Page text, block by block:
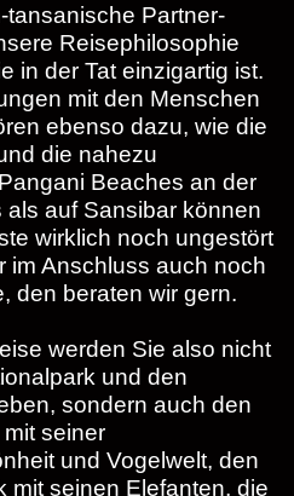
Partner-
Reisephilosophie
in der Tat einzigartig ist.
mit den Menschen
ebenso dazu, wie die
die nahezu
Beaches an der
als auf Sansibar können
wirklich noch ungestört
im Anschluss auch noch
den beraten wir gern.
werden Sie also nicht
und den
sondern auch den
seiner
und Vogelwelt, den
mit seinen Elefanten, die